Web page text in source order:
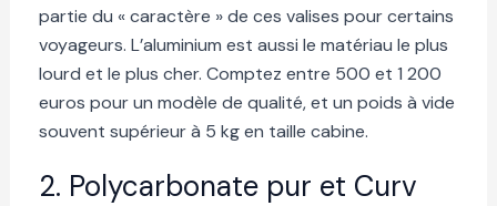
partie du « caractère » de ces valises pour certains
voyageurs. L’aluminium est aussi le matériau le plus
lourd et le plus cher. Comptez entre 500 et 1 200
euros pour un modèle de qualité, et un poids à vide
souvent supérieur à 5 kg en taille cabine.
2. Polycarbonate pur et Curv